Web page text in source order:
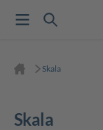
Skala
Skala